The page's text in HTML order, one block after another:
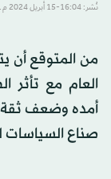
نُشر: 16:04-15 أبريل 2024 م ـ 07 شوّال 1445 هـ
من المتوقع أن
العام مع تأثر
أمده وضعف
صناع السياسات